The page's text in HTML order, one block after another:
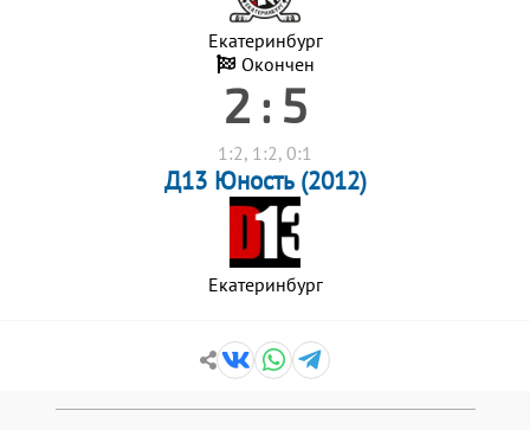
Екатеринбург
Окончен
2 : 5
1:2, 1:2, 0:1
Д13 Юность (2012)
Екатеринбург